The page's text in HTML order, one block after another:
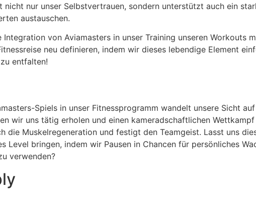
nicht nur unser Selbstvertrauen, sondern unterstützt auch ein
austauschen.
von Aviamasters in unser Training unseren
neu definieren, indem wir dieses lebendige Element
entfalten!
Spiels in unser Fitnessprogramm wandelt unsere Sicht
wir uns tätig erholen und einen kameradschaftlichen
die Muskelregeneration und festigt den Teamgeist. Lasst uns
Level bringen, indem wir Pausen in Chancen für persönliches
verwenden?